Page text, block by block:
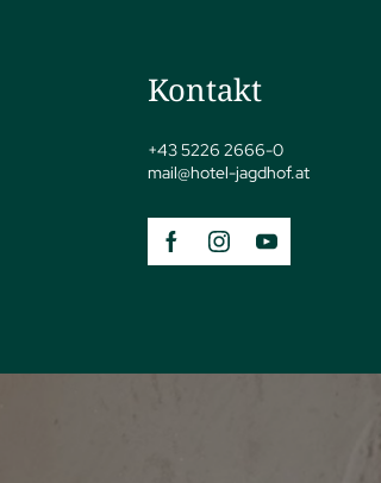
Kontakt
+43 5226 2666-0
mail@hotel-jagdhof.at